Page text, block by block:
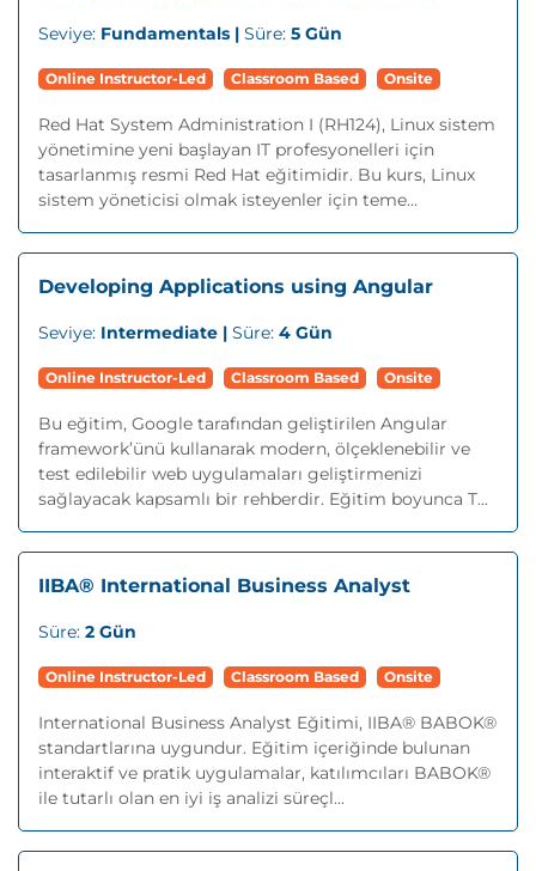
Seviye: Fundamentals | Süre: 5 Gün
Online Instructor-Led Classroom Based Onsite
Red Hat System Administration I (RH124), Linux sistem
yönetimine yeni başlayan IT profesyonelleri için
tasarlanmış resmi Red Hat eğitimidir. Bu kurs, Linux
sistem yöneticisi olmak isteyenler için teme...
Developing Applications using Angular
Seviye: Intermediate | Süre: 4 Gün
Online Instructor-Led Classroom Based Onsite
Bu eğitim, Google tarafından geliştirilen Angular
framework’ünü kullanarak modern, ölçeklenebilir ve
test edilebilir web uygulamaları geliştirmenizi
sağlayacak kapsamlı bir rehberdir. Eğitim boyunca T...
IIBA® International Business Analyst
Süre: 2 Gün
Online Instructor-Led Classroom Based Onsite
International Business Analyst Eğitimi, IIBA® BABOK®
standartlarına uygundur. Eğitim içeriğinde bulunan
interaktif ve pratik uygulamalar, katılımcıları BABOK®
ile tutarlı olan en iyi iş analizi süreçl...